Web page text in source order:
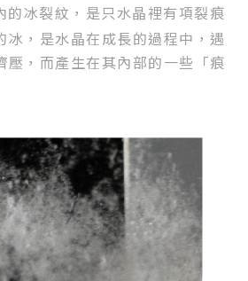
的冰裂紋， 是只水晶裡有項裂痕
冰，是水晶在成長的過程中， 遇
， 而產生在其內部的一些「痕